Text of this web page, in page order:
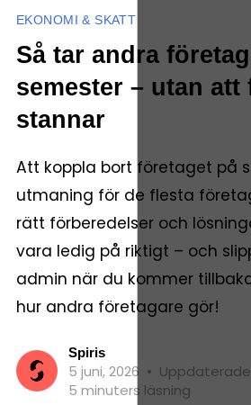
EKONOMI & SKATT
Så tar andra
semester – utan att
stannar
Att koppla bort företaget på
utmaning för de flesta
rätt förberedelser och
vara ledig på riktigt – och
admin när du kommer
hur andra företagare gör!
Spiris
5 juni, 2026 •
5 minuters läsning